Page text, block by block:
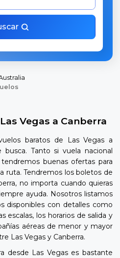
Vegas a Canberra
baratos de Las Vegas a
Tanto si vuela nacional
buenas ofertas para
ruta. Tendremos los boletos de
no importa cuando quieras
ayuda. Nosotros listamos
disponibles con detalles como
escalas, los horarios de salida y
aéreas de menor y mayor
Las Vegas y Canberra.
desde Las Vegas es bastante